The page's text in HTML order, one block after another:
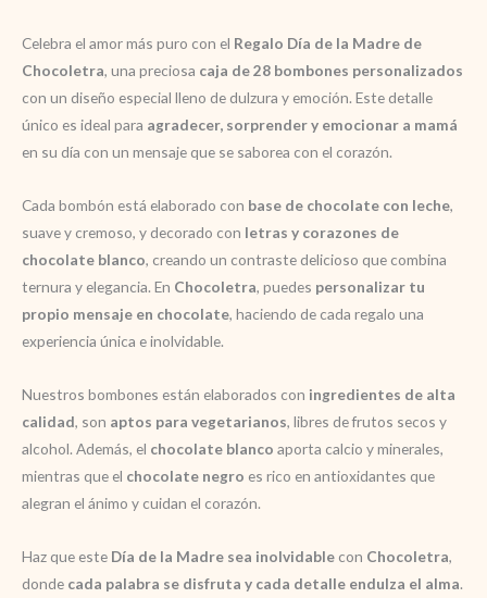
Celebra el amor más puro con el Regalo Día de la Madre de
Chocoletra, una preciosa caja de 28 bombones personalizados
con un diseño especial lleno de dulzura y emoción. Este detalle
único es ideal para agradecer, sorprender y emocionar a mamá
en su día con un mensaje que se saborea con el corazón.
Cada bombón está elaborado con base de chocolate con leche,
suave y cremoso, y decorado con letras y corazones de
chocolate blanco, creando un contraste delicioso que combina
ternura y elegancia. En Chocoletra, puedes personalizar tu
propio mensaje en chocolate, haciendo de cada regalo una
experiencia única e inolvidable.
Nuestros bombones están elaborados con ingredientes de alta
calidad, son aptos para vegetarianos, libres de frutos secos y
alcohol. Además, el chocolate blanco aporta calcio y minerales,
mientras que el chocolate negro es rico en antioxidantes que
alegran el ánimo y cuidan el corazón.
Haz que este Día de la Madre sea inolvidable con Chocoletra,
donde cada palabra se disfruta y cada detalle endulza el alma.